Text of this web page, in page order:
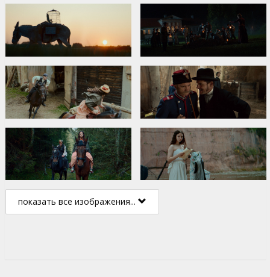
показать все изображения...